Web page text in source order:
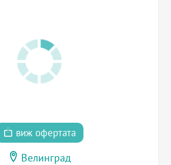
виж офертата
Велинград